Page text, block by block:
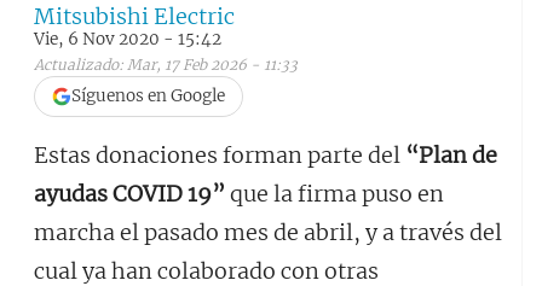
Mitsubishi Electric
Vie, 6 Nov 2020 - 15:42
Actualizado: Mar, 17 Feb 2026 - 11:33
Síguenos en Google
Estas donaciones forman parte del “Plan de
ayudas COVID 19” que la firma puso en
marcha el pasado mes de abril, y a través del
cual ya han colaborado con otras